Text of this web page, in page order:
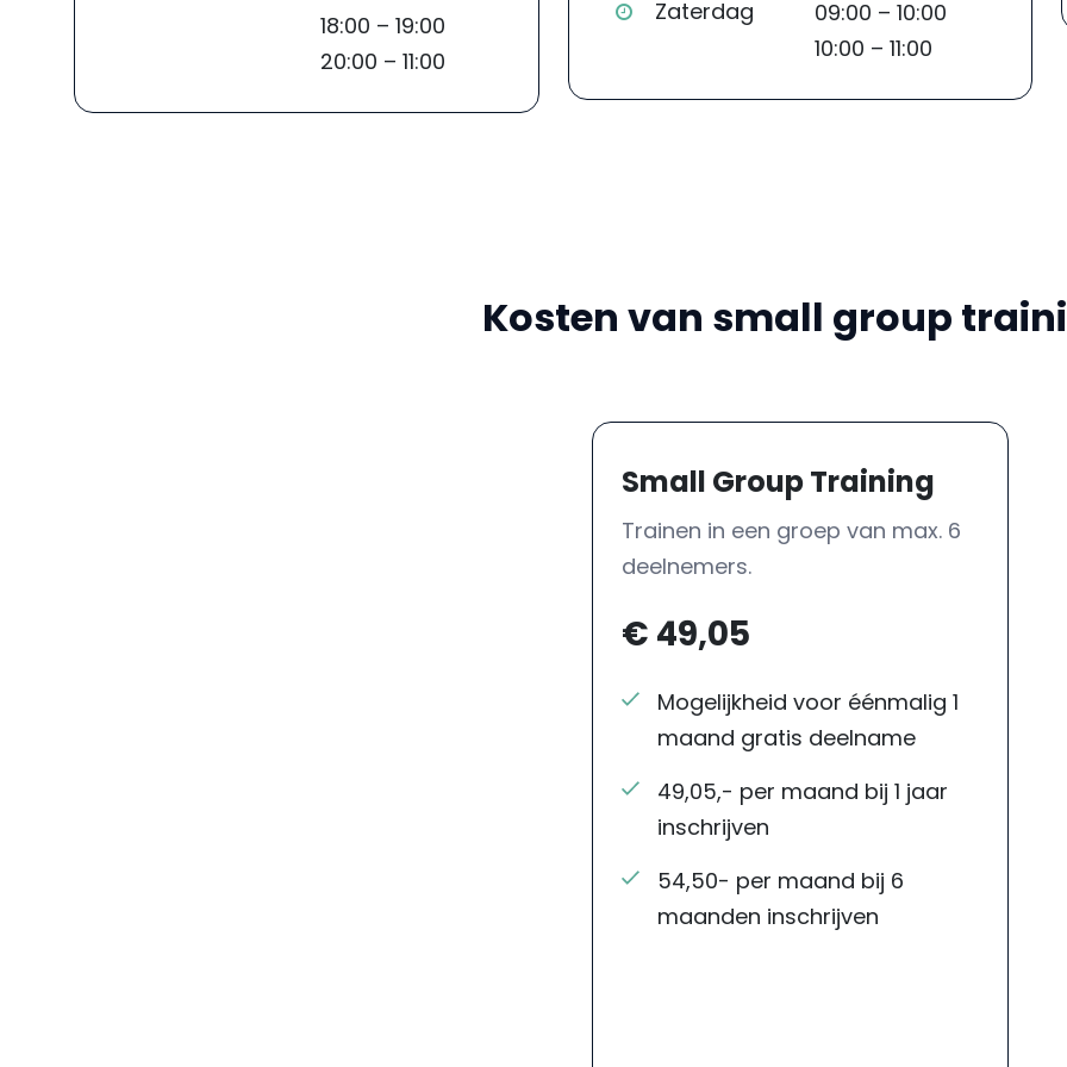
18:00 – 19:00
20:00 – 11:00
Zaterdag
09:00 – 10:00
10:00 – 11:00
Kosten van small group
Small Group Training
Trainen in een groep van max. 6
deelnemers.
€ 49,05
Mogelijkheid voor éénmalig 1
maand gratis deelname
49,05,- per maand bij 1 jaar
inschrijven
54,50- per maand bij 6
maanden inschrijven